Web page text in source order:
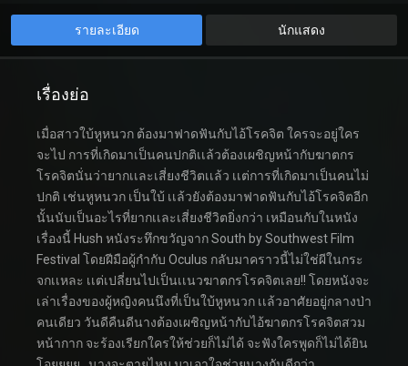
รายละเอียด นักแสดง
เรื่องย่อ
เมื่อสาวใบ้หูหนวก ต้องมาฟาดฟันกับไอ้โรคจิต ใครจะอยู่ใคร
จะไป การที่เกิดมาเป็นคนปกติเเล้วต้องเผชิญหน้ากับฆาตกร
โรคจิตนั่นว่ายากเเละเสี่ยงชีวิตเเล้ว เเต่การที่เกิดมาเป็นคนไม่
ปกติ เช่นหูหนวก เป็นใบ้ เเล้วยังต้องมาฟาดฟันกับไอ้โรคจิตอีก
นั้นนับเป็นอะไรที่ยากเเละเสี่ยงชีวิตยิ่งกว่า เหมือนกับในหนัง
เรื่องนี้ Hush หนังระทึกขวัญจาก South by Southwest Film
Festival โดยฝีมือผู้กำกับ Oculus กลับมาคราวนี้ไม่ใช่ผีในกระ
จกเเหละ เเต่เปลี่ยนไปเป็นเเนวฆาตกรโรคจิตเลย!! โดยหนังจะ
เล่าเรื่องของผู้หญิงคนนึงที่เป็นใบ้หูหนวก เเล้วอาศัยอยู่กลางป่า
คนเดียว วันดีคืนดีนางต้องเผชิญหน้ากับไอ้ฆาตกรโรคจิตสวม
หน้ากาก จะร้องเรียกใครให้ช่วยก็ไม่ได้ จะฟังใครพูดก็ไม่ได้ยิน